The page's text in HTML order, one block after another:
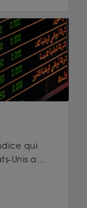
qui
Unis a...